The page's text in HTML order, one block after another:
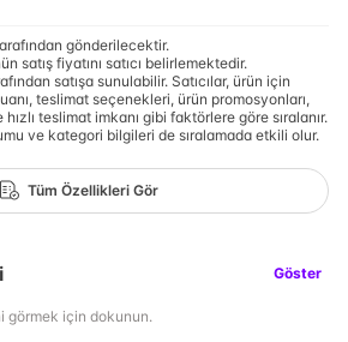
gönderilecektir.
satış fiyatını satıcı belirlemektedir.
satışa sunulabilir. Satıcılar, ürün için
teslimat seçenekleri, ürün promosyonları,
teslimat imkanı gibi faktörlere göre sıralanır.
ve kategori bilgileri de sıralamada etkili olur.
Tüm Özellikleri Gör
Göster
görmek için dokunun.